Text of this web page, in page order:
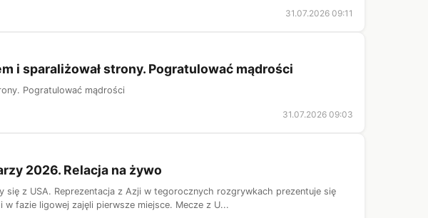
31.07.2026 09:11
i sparaliżował strony. Pogratulować mądrości
Pogratulować mądrości
31.07.2026 09:03
2026. Relacja na żywo
z USA. Reprezentacja z Azji w tegorocznych rozgrywkach prezentuje się
fazie ligowej zajęli pierwsze miejsce. Mecze z U...